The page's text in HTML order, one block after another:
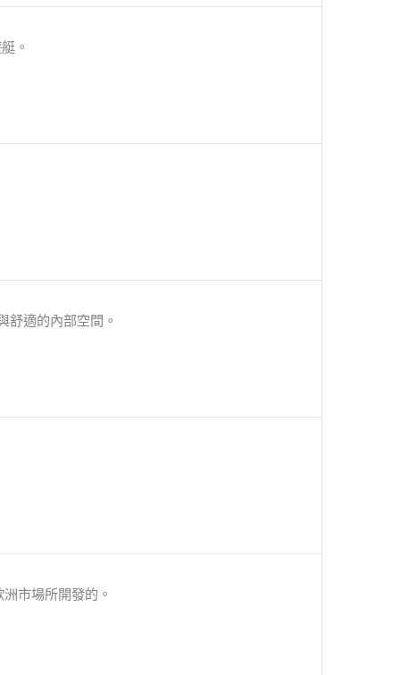
。
舒適的內部空間。
市場所開發的。